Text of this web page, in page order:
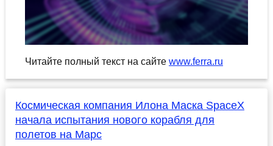
Читайте полный текст на сайте www.ferra.ru
Космическая компания Илона Маска SpaceX
начала испытания нового корабля для
полетов на Марс